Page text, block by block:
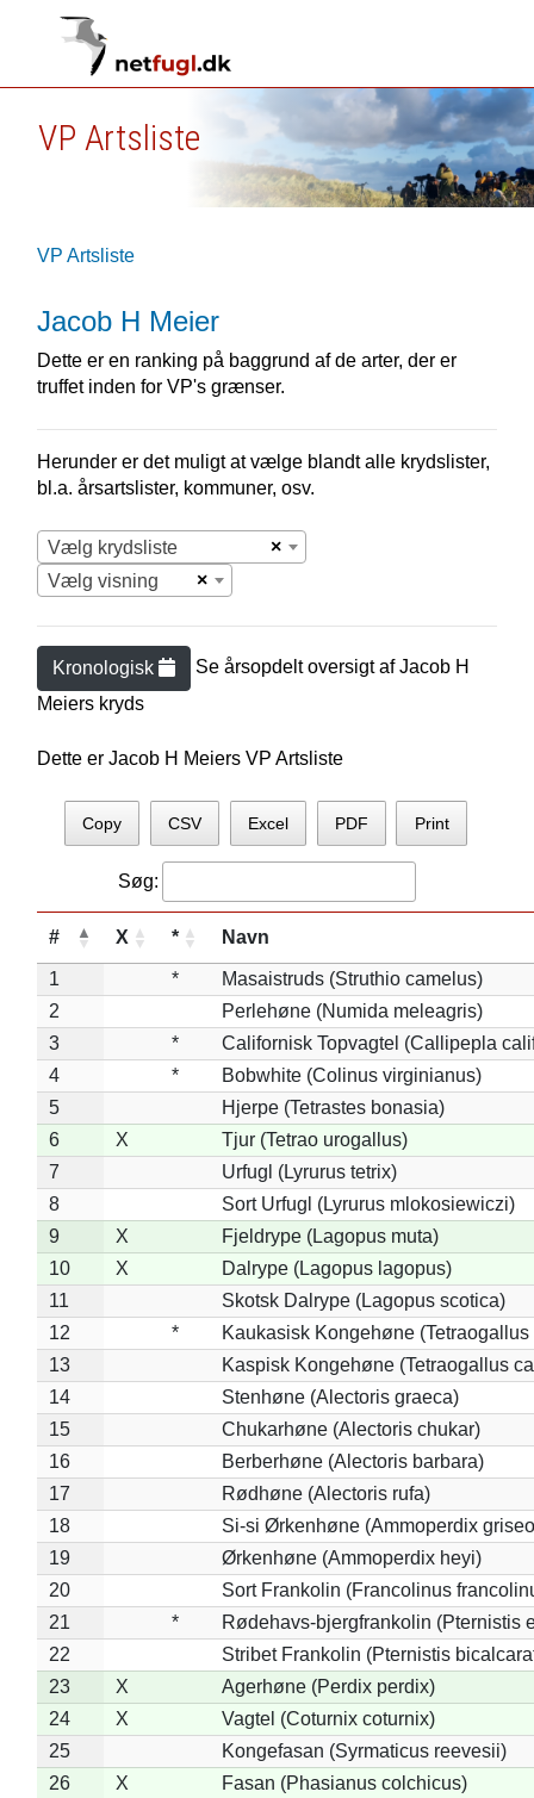
VP Artsliste
VP Artsliste
Jacob H Meier
Dette er en ranking på baggrund af de arter, der er
truffet inden for VP's grænser.
Herunder er det muligt at vælge blandt alle krydslister,
bl.a. årsartslister, kommuner, osv.
×
Vælg krydsliste
×
Vælg visning
Kronologisk Se årsopdelt oversigt afJacob H
Meiers kryds
Dette er Jacob H Meiers VP Artsliste
Copy CSV Excel PDF Print
Søg:
# X * Navn
1 *
Masaistruds (Struthio camelus)
2
Perlehøne (Numida meleagris)
3
*
Californisk Topvagtel (Callipepla
4
*
Bobwhite (Colinus virginianus)
5
Hjerpe (Tetrastes bonasia)
6
X
Tjur (Tetrao urogallus)
7
Urfugl (Lyrurus tetrix)
8
Sort Urfugl (Lyrurus mlokosiewiczi)
9
X
Fjeldrype (Lagopus muta)
10
X
Dalrype (Lagopus lagopus)
11
Skotsk Dalrype (Lagopus scotica)
12
*
Kaukasisk Kongehøne
13
Kaspisk Kongehøne (Tetraogallus
14
Stenhøne (Alectoris graeca)
15
Chukarhøne (Alectoris chukar)
16
Berberhøne (Alectoris barbara)
17
Rødhøne (Alectoris rufa)
18
Si-si Ørkenhøne (Ammoperdix
19
Ørkenhøne (Ammoperdix heyi)
20
Sort Frankolin (Francolinus
21
*
Rødehavs-bjergfrankolin (Pternistis
22
Stribet Frankolin (Pternistis
23
X
Agerhøne (Perdix perdix)
24
X
Vagtel (Coturnix coturnix)
25
Kongefasan (Syrmaticus reevesii)
26
X
Fasan (Phasianus colchicus)